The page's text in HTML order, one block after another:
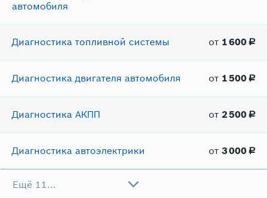
автомобиля
Диагностика топливной системы от 1​ 600 руб.
Диагностика двигателя автомобиля от 1​ 500руб.
Диагностика АКПП от 2​ 500 руб.
Диагностика автоэлектрики от 3​ 000руб.
Ещё 11...